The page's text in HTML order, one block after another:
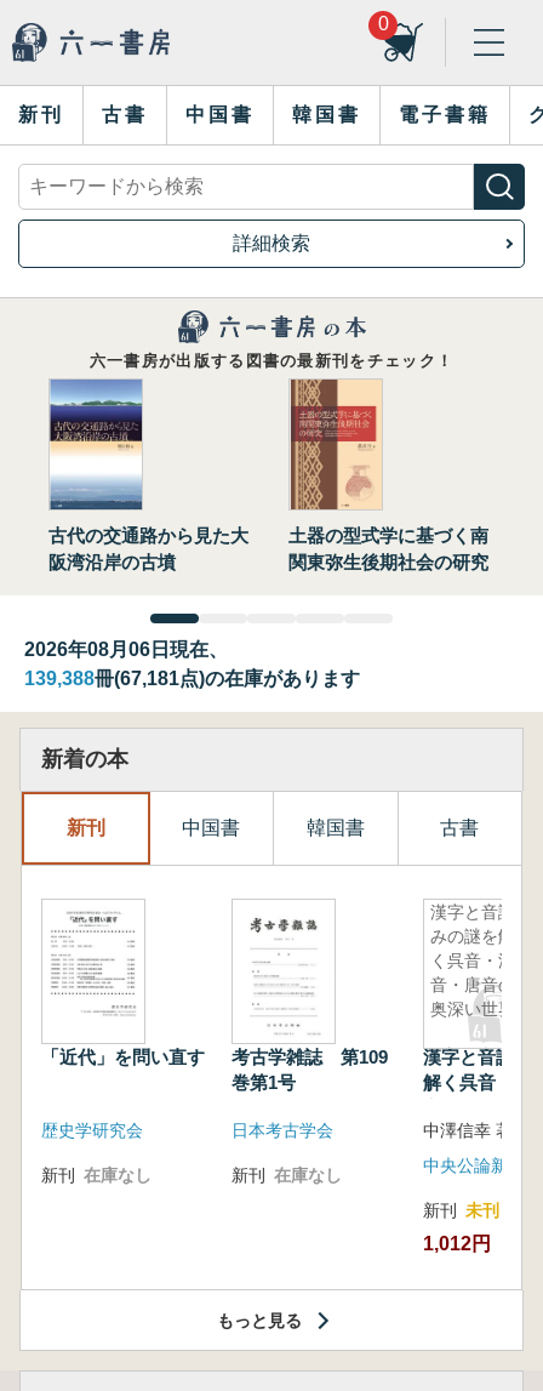
0
新刊 古書 中国書 韓国書 電子書籍
詳細検索
六一書房が出版する図書の最新刊をチェック！
古代の交通路から見た大
阪湾沿岸の古墳
土器の型式学に基づく南
関東弥生後期社会の研究
2026年08月06日現在、
139,388冊(67,181点)の在庫があります
新着の本
新刊 中国書 韓国書 古書
「近代」を問い直す
歴史学研究会
新刊 在庫なし
考古学雑誌 第109
巻第1号
日本考古学会
新刊 在庫なし
漢字と音読
みの謎を解
く呉音・漢
音・唐音の
奥深い世界
漢字と音読み
解く呉音・漢
中澤信幸 著
中央公論新社
新刊 未刊
1,012円
もっと見る